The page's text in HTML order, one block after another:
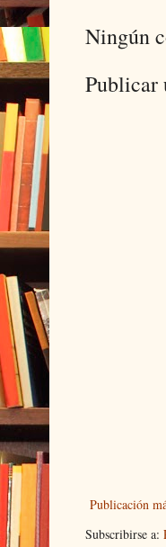
Ningún
Publicar
Publicación
Subscribirse a: